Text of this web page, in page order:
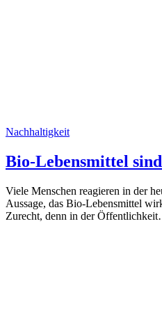
Nachhaltigkeit
Bio-Lebensmittel
Viele Menschen reagieren in der
Aussage, das Bio-Lebensmittel
Zurecht, denn in der